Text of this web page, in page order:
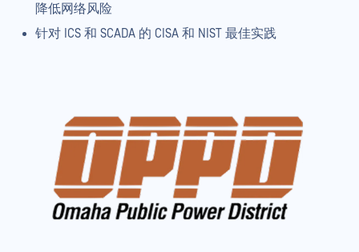
降低网络风险
针对 ICS 和 SCADA 的 CISA 和 NIST 最佳实践